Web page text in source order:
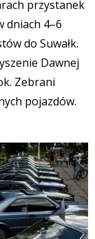
przystanek
dniach 4–6
do Suwałk.
Dawnej
Zebrani
pojazdów.